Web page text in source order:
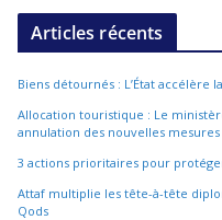
Articles récents
Biens détournés : L’État
Allocation touristique : Le
annulation des nouvelles mesures
3 actions prioritaires pour
Attaf multiplie les tête-à-tête
Qods